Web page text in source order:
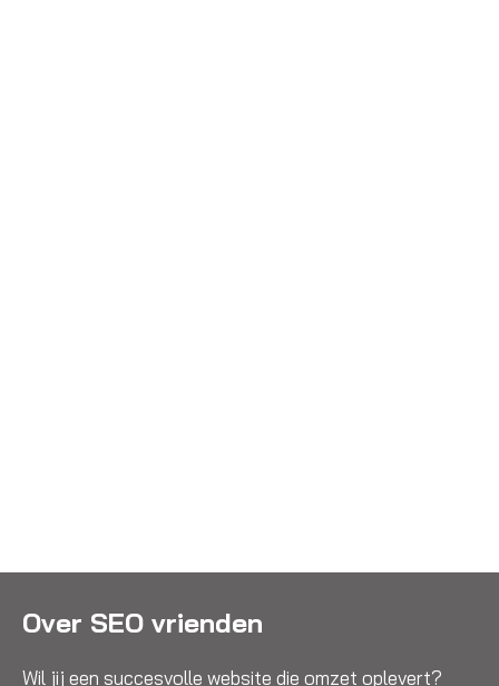
Over SEO vrienden
Wil jij een succesvolle website die omzet oplevert?